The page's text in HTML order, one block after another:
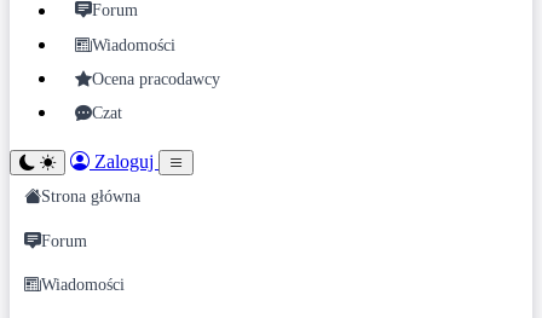
Forum
Wiadomości
Ocena pracodawcy
Czat
Zaloguj
Strona główna
Forum
Wiadomości